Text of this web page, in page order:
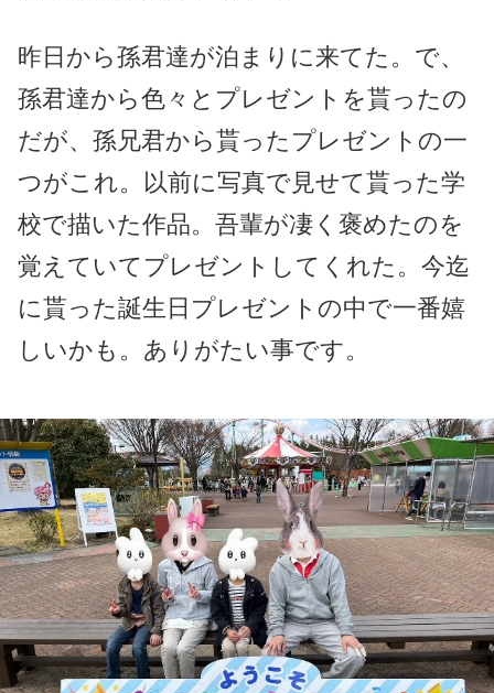
昨日から孫君達が泊まりに来てた。で、
孫君達から色々とプレゼントを貰ったの
だが、孫兄君から貰ったプレゼントの一
つがこれ。以前に写真で見せて貰った学
校で描いた作品。吾輩が凄く褒めたのを
覚えていてプレゼントしてくれた。今迄
に貰った誕生日プレゼントの中で一番嬉
しいかも。ありがたい事です。